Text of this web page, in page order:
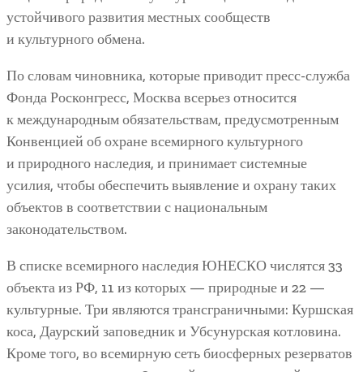
устойчивого развития местных сообществ
и культурного обмена.
По словам чиновника, которые приводит пресс-служба
Фонда Росконгресс, Москва всерьез относится
к международным обязательствам, предусмотренным
Конвенцией об охране всемирного культурного
и природного наследия, и принимает системные
усилия, чтобы обеспечить выявление и охрану таких
объектов в соответствии с национальным
законодательством.
В списке всемирного наследия ЮНЕСКО числятся 33
объекта из РФ, 11 из которых — природные и 22 —
культурные. Три являются трансграничными: Куршская
коса, Даурский заповедник и Убсунурская котловина.
Кроме того, во всемирную сеть биосферных резерватов